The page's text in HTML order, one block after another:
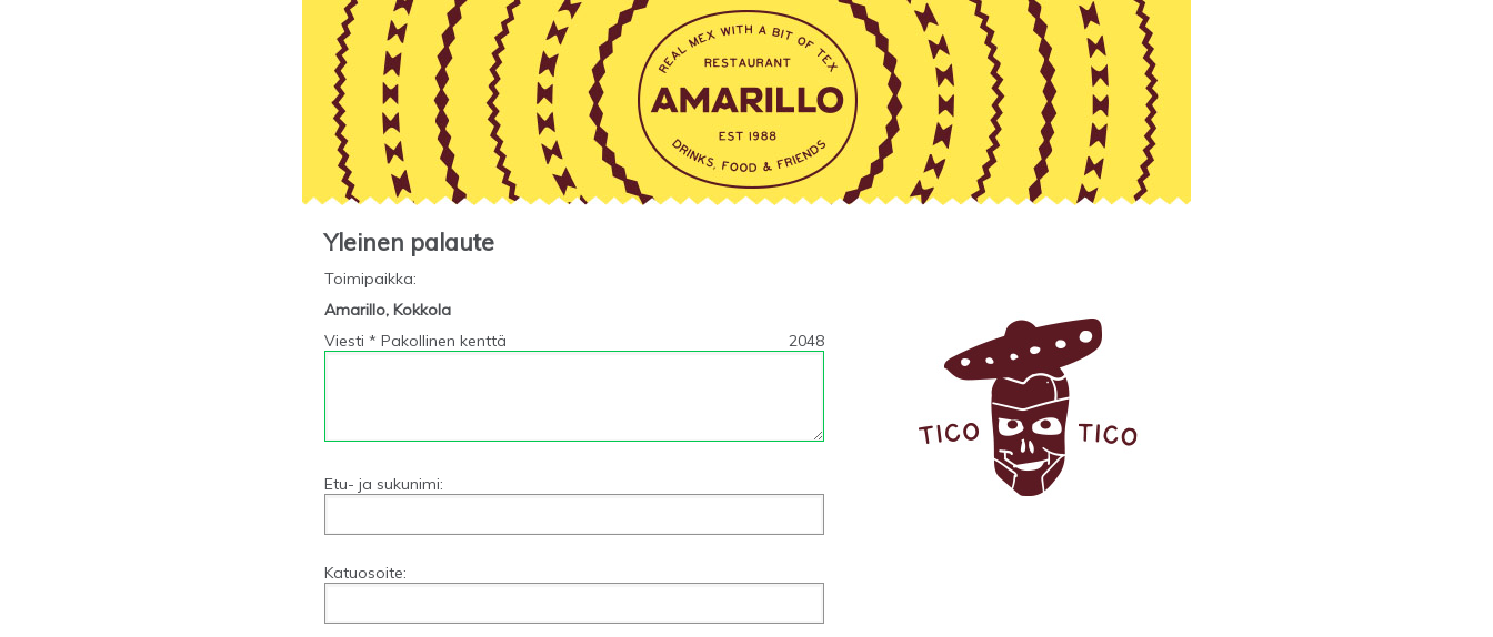
Yleinen palaute
Toimipaikka:
Amarillo, Kokkola
Viesti * Pakollinen kenttä
2048
Etu- ja sukunimi:
Katuosoite: